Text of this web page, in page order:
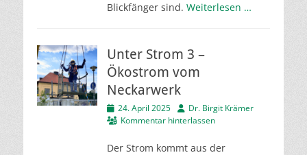
Blickfänger sind. Weiterlesen …
Unter Strom 3 –
Ökostrom vom
Neckarwerk
Veröffentlicht
am
24. April 2025 AutorDr. Birgit Krämer
Kommentar hinterlassen
Der Strom kommt aus der